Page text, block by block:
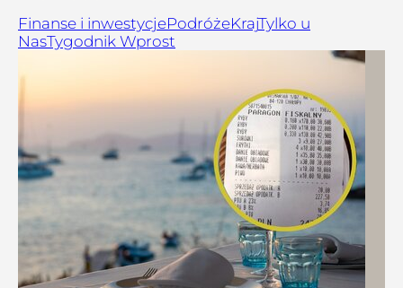
Finanse i inwestycjePodróżeKrajTylko u
NasTygodnik Wprost